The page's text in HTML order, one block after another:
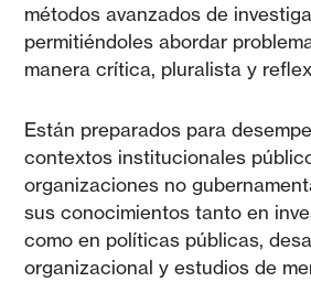
métodos avanzados de
permitiéndoles abordar
manera crítica, pluralista y
Están preparados para
contextos institucionales
organizaciones no
sus conocimientos tanto en
como en políticas públicas,
organizacional y estudios de